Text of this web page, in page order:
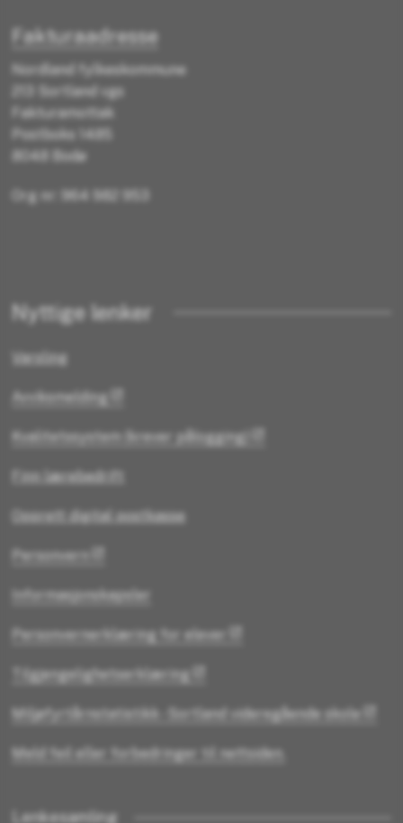
Fakturaadresse
Nordland fylkeskommune
213 Sortland vgs
Fakturamottak
Postboks 1485
8048 Bodø
Org nr: 964 982 953
Nyttige lenker
Varsling
Avviksmelding
Kvalitetssystem (krever pålogging)
Finn lærebedrift
Opprett digital postkasse
Personvern
Informasjonskapsler
Personvernerklæring for elever
Tilgjengelighetserklæring
Miljøfyrtårnstatistikk - Sortland videregående skole
Meld feil eller forbedringer til nettsiden.
Lenkesamling